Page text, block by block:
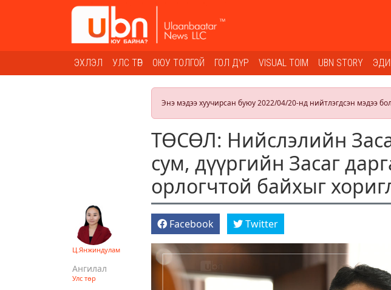
ЭХЛЭЛ УЛС ТӨР ОЮУ ТОЛГОЙ ГОЛ ДҮР VISUAL TOIM UBN STORY
Энэ мэдээ хуучирсан буюу 2022/04/20-нд нийтлэгдсэн мэдээ
ТӨСӨЛ: Нийслэлийн
сум, дүүргийн Засаг
орлогчтой байхыг
Ц.Янжиндулам
Ангилал
Улс төр
Facebook Twitter